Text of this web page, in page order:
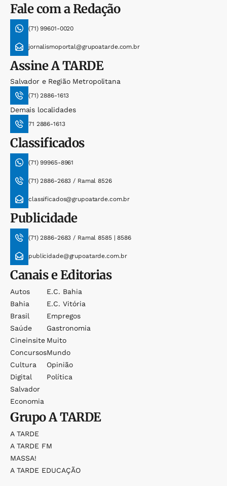
Fale com a Redação
(71) 99601-0020
jornalismoportal@grupoatarde.com.br
AssineA TARDE
Salvador e Região Metropolitana
(71) 2886-1613
Demais localidades
71 2886-1613
Classificados
(71) 99965-8961
(71) 2886-2683 / Ramal 8526
classificados@grupoatarde.com.br
Publicidade
(71) 2886-2683 / Ramal 8585 | 8586
publicidade@grupoatarde.com.br
Canais e Editorias
Autos
Bahia
Brasil
Saúde
Cineinsite
Concursos
Cultura
Digital
Salvador
Economia
E.c. Bahia
E.c. Vitória
Empregos
Gastronomia
Muito
Mundo
Opinião
Política
GrupoA TARDE
A TARDE
A TARDE FM
MASSA!
A TARDE EDUCAÇÃO